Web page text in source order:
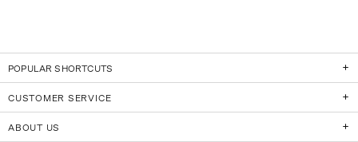
POPULAR SHORTCUTS
CUSTOMER SERVICE
ABOUT US